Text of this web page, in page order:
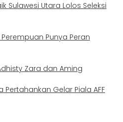
Sulawesi Utara Lolos Seleksi
Punya Peran
Zara dan Aming
Pertahankan Gelar Piala AFF